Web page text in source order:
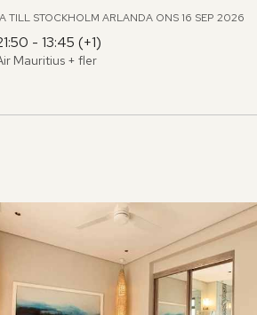
TILL STOCKHOLM ARLANDA ONS 16 SEP 2026
- 13:45 (+1)
Mauritius + fler